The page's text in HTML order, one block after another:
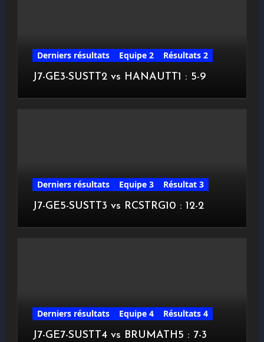
Derniers résultats Equipe 2
Résultats 2
J7-GE3-SUSTT2 vs HANAUTT1 : 5-9
Derniers résultats Equipe 3
Résultat 3
J7-GE5-SUSTT3 vs RCSTRG10 : 12-2
Derniers résultats Equipe 4
Résultats 4
J7-GE7-SUSTT4 vs BRUMATH5 : 7-3